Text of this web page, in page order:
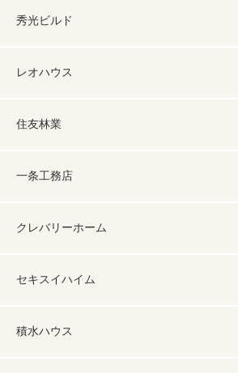
秀光ビルド
レオハウス
住友林業
一条工務店
クレバリーホーム
セキスイハイム
積水ハウス